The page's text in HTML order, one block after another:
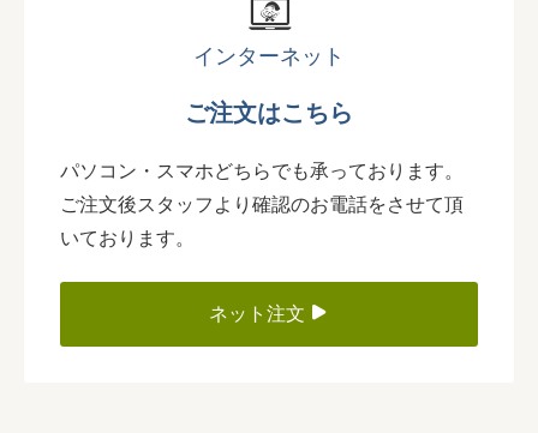
インターネット
ご注文はこちら
パソコン・スマホどちらでも承っております。
ご注文後スタッフより確認のお電話をさせて頂
いております。
ネット注文